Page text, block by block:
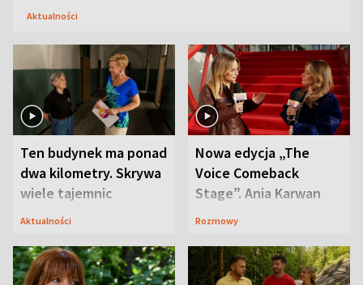
Aktualności
Ten budynek ma ponad
dwa kilometry. Skrywa
wiele tajemnic
Aktualności
Nowa edycja „The
Voice Comeback
Stage”. Ania Karwan
zapowiada
Rozmowy